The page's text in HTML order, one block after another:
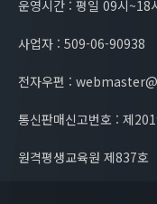
운영시간 : 평일 09시~18
사업자 : 509-06-90938
전자우편 :
통신판매신고번호 : 제
원격평생교육원 제837호